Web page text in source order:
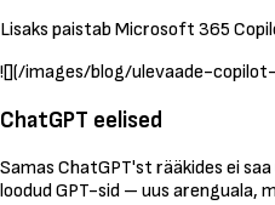
Lisaks paistab Microsoft 365
![](/images/blog/ulevaade-
ChatGPT eelised
Samas ChatGPT'st rääkides ei
loodud GPT-sid – uus arenguala,